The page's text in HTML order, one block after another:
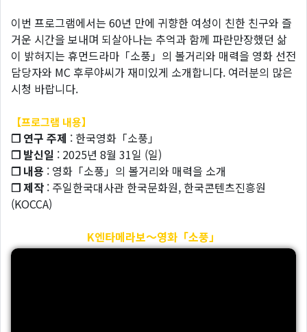
이번 프로그램에서는 60년 만에 귀향한 여성이 친한 친구와 즐
거운 시간을 보내며 되살아나는 추억과 함께 파란만장했던 삶
이 밝혀지는 휴먼드라마「소풍」의 볼거리와 매력을 영화 선전
담당자와 MC 후루야씨가 재미있게 소개합니다. 여러분의 많은
시청 바랍니다.
【프로그램 내용】
❐ 연구 주제 : 한국영화「소풍」
❐ 발신일 : 2025년 8월 31일 (일)
❐ 내용 : 영화「소풍」의 볼거리와 매력을 소개
❐ 제작 : 주일한국대사관 한국문화원, 한국콘텐츠진흥원
(KOCCA)
K엔타메라보～영화「소풍」